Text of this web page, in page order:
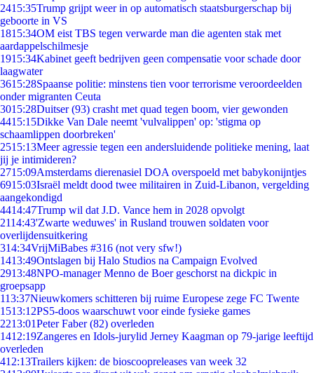
2415:35Trump grijpt weer in op automatisch staatsburgerschap bij
geboorte in VS
1815:34OM eist TBS tegen verwarde man die agenten stak met
aardappelschilmesje
1915:34Kabinet geeft bedrijven geen compensatie voor schade door
laagwater
3615:28Spaanse politie: minstens tien voor terrorisme veroordeelden
onder migranten Ceuta
3015:28Duitser (93) crasht met quad tegen boom, vier gewonden
4415:15Dikke Van Dale neemt 'vulvalippen' op: 'stigma op
schaamlippen doorbreken'
2515:13Meer agressie tegen een andersluidende politieke mening, laat
jij je intimideren?
2715:09Amsterdams dierenasiel DOA overspoeld met babykonijntjes
6915:03Israël meldt dood twee militairen in Zuid-Libanon, vergelding
aangekondigd
4414:47Trump wil dat J.D. Vance hem in 2028 opvolgt
2114:43'Zwarte weduwes' in Rusland trouwen soldaten voor
overlijdensuitkering
314:34VrijMiBabes #316 (not very sfw!)
1413:49Ontslagen bij Halo Studios na Campaign Evolved
2913:48NPO-manager Menno de Boer geschorst na dickpic in
groepsapp
113:37Nieuwkomers schitteren bij ruime Europese zege FC Twente
1513:12PS5-doos waarschuwt voor einde fysieke games
2213:01Peter Faber (82) overleden
1412:19Zangeres en Idols-jurylid Jerney Kaagman op 79-jarige leeftijd
overleden
412:13Trailers kijken: de bioscoopreleases van week 32